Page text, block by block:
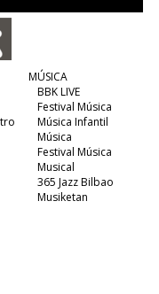
MÚSICA
BBK LIVE
Festival Música
Música Infantil
Música
Festival Música
Musical
365 Jazz Bilbao
Musiketan